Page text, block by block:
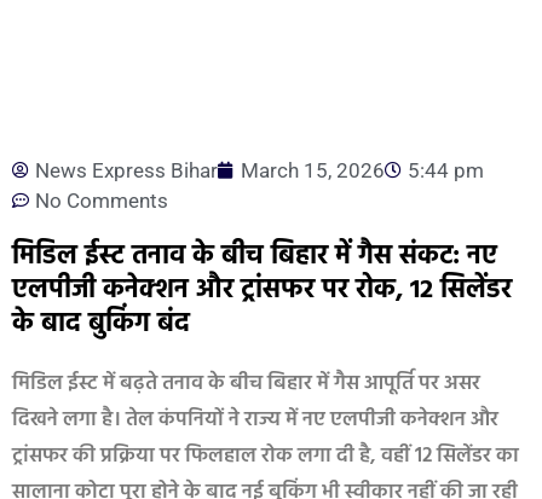
News Express Bihar March 15, 2026
5:44 pm
No Comments
मिडिल ईस्ट तनाव के बीच बिहार में गैस संकट: नए
एलपीजी कनेक्शन और ट्रांसफर पर रोक, 12 सिलेंडर
के बाद बुकिंग बंद
मिडिल ईस्ट में बढ़ते तनाव के बीच बिहार में गैस आपूर्ति पर असर
दिखने लगा है। तेल कंपनियों ने राज्य में नए एलपीजी कनेक्शन और
ट्रांसफर की प्रक्रिया पर फिलहाल रोक लगा दी है, वहीं 12 सिलेंडर का
सालाना कोटा पूरा होने के बाद नई बुकिंग भी स्वीकार नहीं की जा रही